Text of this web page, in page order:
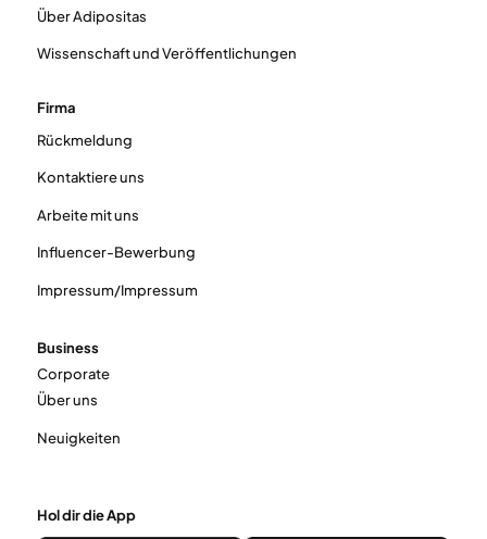
Über Adipositas
Wissenschaft und Veröffentlichungen
Firma
Rückmeldung
Kontaktiere uns
Arbeite mit uns
Influencer-Bewerbung
Impressum/Impressum
Business
Corporate
Über uns
Neuigkeiten
Hol dir die App